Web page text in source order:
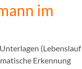
im
(Lebenslauf
Erkennung